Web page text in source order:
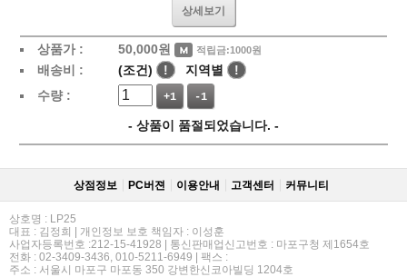
상세보기
상품가 : 50,000원 적립금:1000원
배송비 : (조건) ! 지역별
!
수량 :
+1 -1
- 상품이 품절되었습니다. -
상점정보 PC버젼 이용안내 고객센터 커뮤니티
상호명 : LP25
대표 : 김정희 | 개인정보 보호 책임자 : 이성훈
사업자등록번호 :212-15-41928 | 통신판매업신고번호 : 마포구청 제1654호
전화 : 02-3409-3436, 010-5211-6949 | 팩스 :
주소 : 서울시 마포구 마포동 350 강변한신코아빌딩 1204호